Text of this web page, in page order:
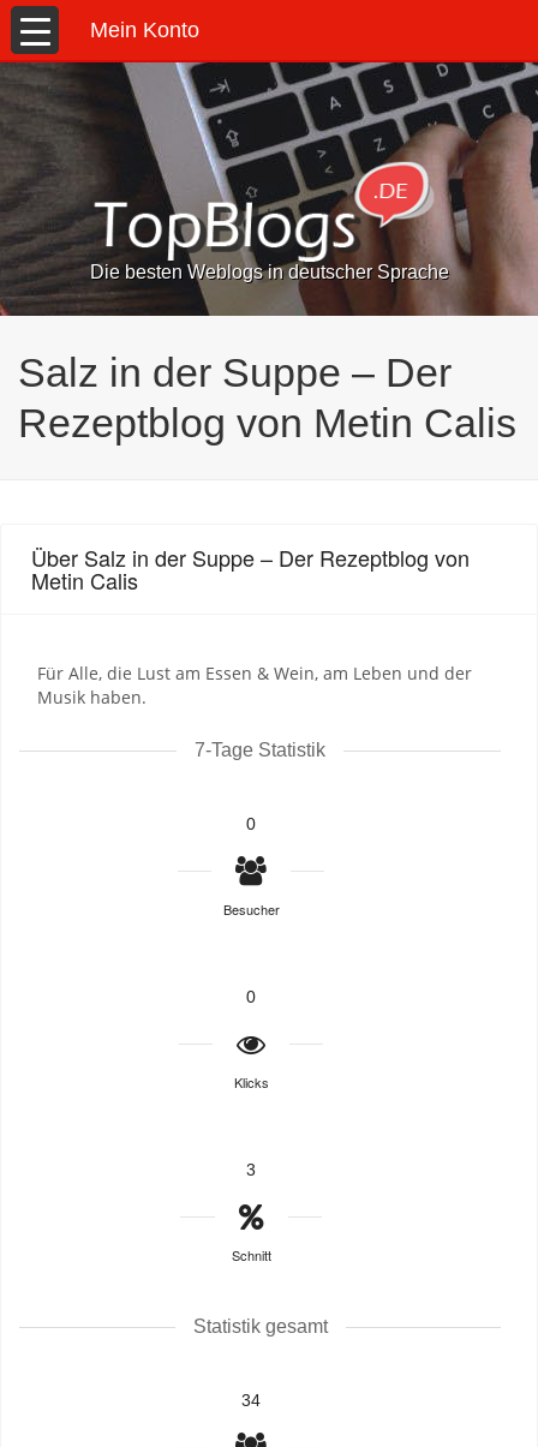
Mein Konto
Die besten Weblogs in deutscher Sprache
Salz in der Suppe – Der
Rezeptblog von Metin Calis
Über Salz in der Suppe – Der Rezeptblog von
Metin Calis
Für Alle, die Lust am Essen & Wein, am Leben und der
Musik haben.
7-Tage Statistik
0
Besucher
0
Klicks
3
Schnitt
Statistik gesamt
34